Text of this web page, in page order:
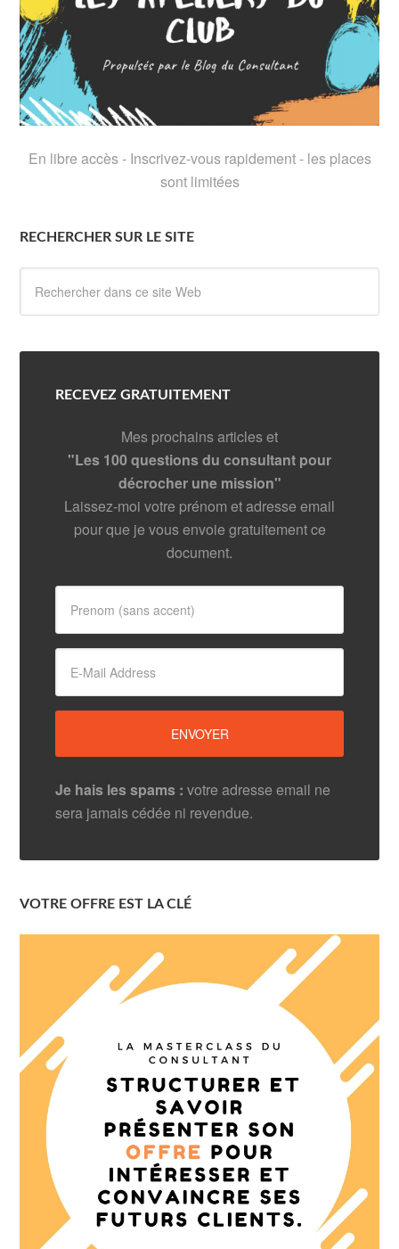
En libre accès - Inscrivez-vous rapidement - les places
sont limitées
RECHERCHER SUR LE SITE
RECEVEZ GRATUITEMENT
Mes prochains articles et
"Les 100 questions du consultant pour
décrocher une mission"
Laissez-moi votre prénom et adresse email
pour que je vous envoie gratuitement ce
document.
Je hais les spams : votre adresse email ne
sera jamais cédée ni revendue.
VOTRE OFFRE EST LA CLÉ